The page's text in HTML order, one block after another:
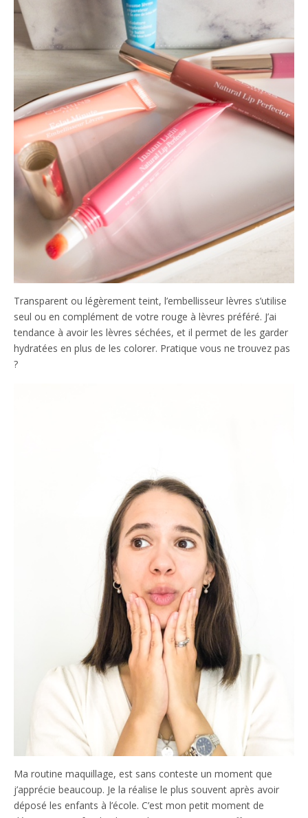
Transparent ou légèrement teint, l’embellisseur lèvres s’utilise
seul ou en complément de votre rouge à lèvres préféré. J’ai
tendance à avoir les lèvres séchées, et il permet de les garder
hydratées en plus de les colorer. Pratique vous ne trouvez pas
?
Ma routine maquillage, est sans conteste un moment que
j’apprécie beaucoup. Je la réalise le plus souvent après avoir
déposé les enfants à l’école. C’est mon petit moment de